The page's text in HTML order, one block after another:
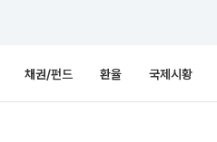
채권/펀드 환율 국제시황